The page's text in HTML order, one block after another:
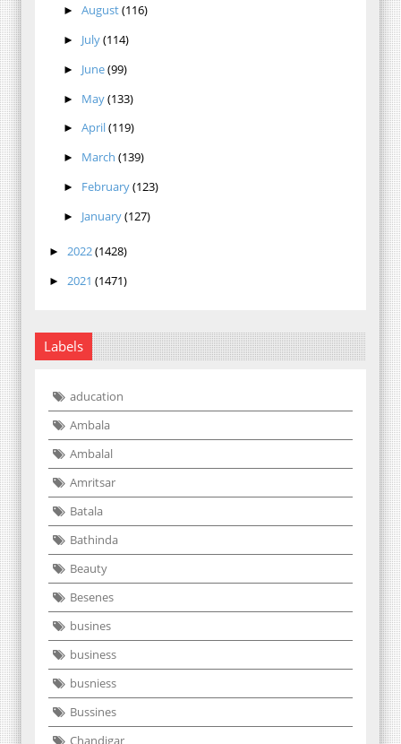
► August(116)
► July(114)
► June(99)
► May(133)
► April(119)
► March (139)
► February(123)
► January(127)
► 2022(1428)
► 2021 (1471)
Labels
aducation
Ambala
Ambalal
Amritsar
Batala
Bathinda
Beauty
Besenes
busines
business
busniess
Bussines
Chandigar